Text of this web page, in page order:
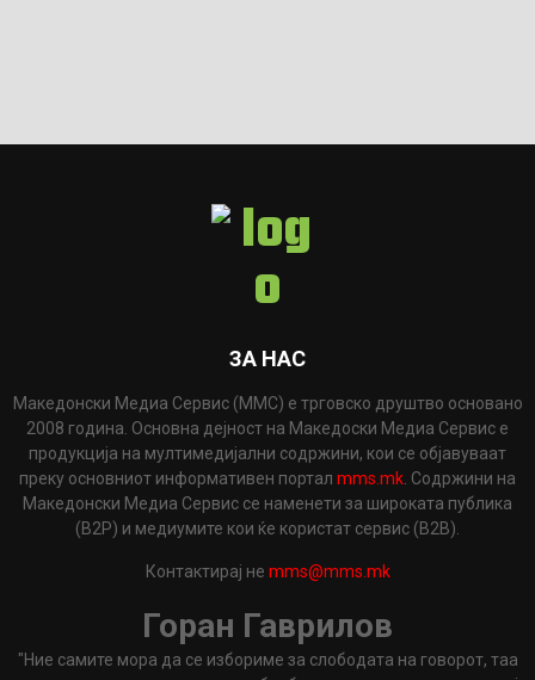
ЗА НАС
Македонски Медиа Сервис (ММС) е трговско друштво основано
2008 година. Основна дејност на Македоски Медиа Сервис е
продукција на мултимедијални содржини, кои се објавуваат
преку основниот информативен портал mms.mk . Содржини на
Македонски Медиа Сервис се наменети за широката публика
(B2P) и медиумите кои ќе користат сервис (B2B).
Контактирај не mms@mms.mk
Горан Гаврилов
"Ние самите мора да се избориме за слободата на говорот, таа